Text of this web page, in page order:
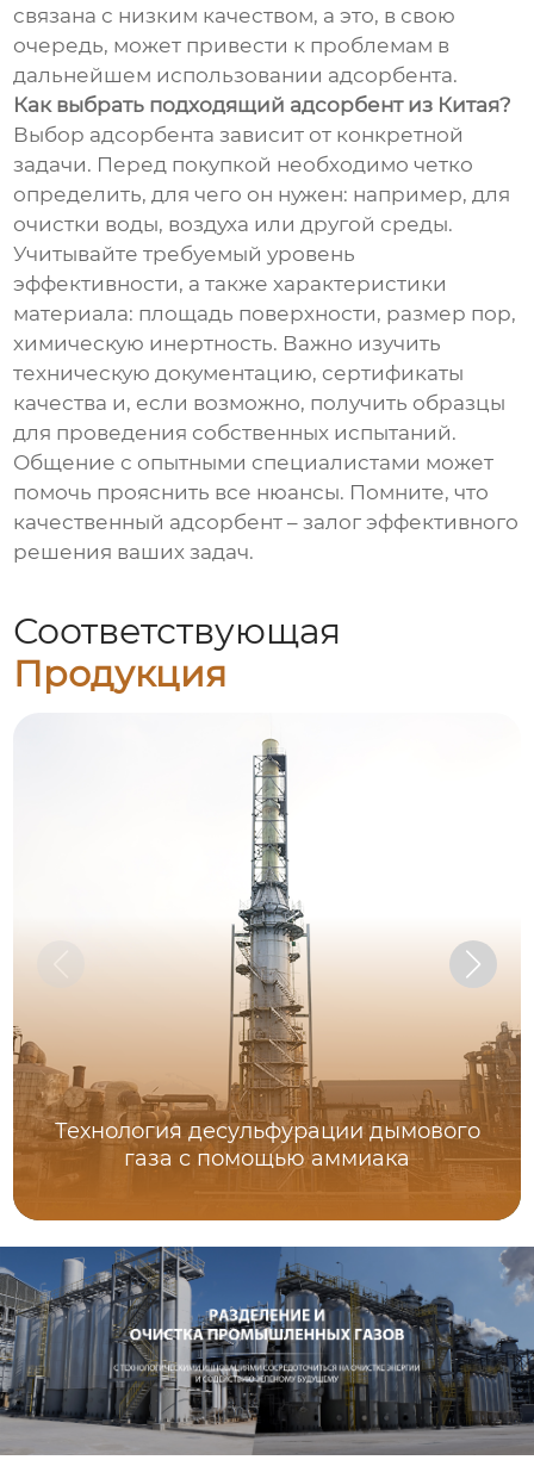
связана с низким качеством, а это, в свою
очередь, может привести к проблемам в
дальнейшем использовании адсорбента.
Как выбрать подходящий адсорбент из Китая?
Выбор адсорбента зависит от конкретной
задачи. Перед покупкой необходимо четко
определить, для чего он нужен: например, для
очистки воды, воздуха или другой среды.
Учитывайте требуемый уровень
эффективности, а также характеристики
материала: площадь поверхности, размер пор,
химическую инертность. Важно изучить
техническую документацию, сертификаты
качества и, если возможно, получить образцы
для проведения собственных испытаний.
Общение с опытными специалистами может
помочь прояснить все нюансы. Помните, что
качественный адсорбент – залог эффективного
решения ваших задач.
Соответствующая
Продукция
Технология десульфурации дымового
газа с помощью аммиака